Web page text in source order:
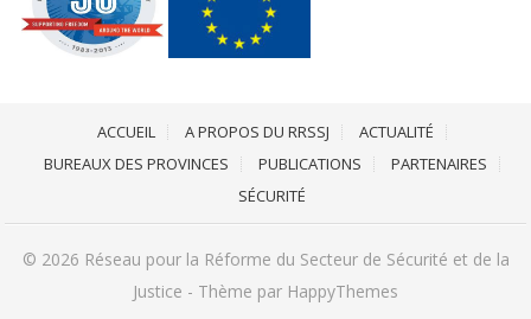
ACCUEIL A PROPOS DU RRSSJ
ACTUALITÉ
BUREAUX DES PROVINCES
PUBLICATIONS
PARTENAIRES
SÉCURITÉ
© 2026 Réseau pour la Réforme du Secteur de Sécurité et de la
Justice - Thème par HappyThemes